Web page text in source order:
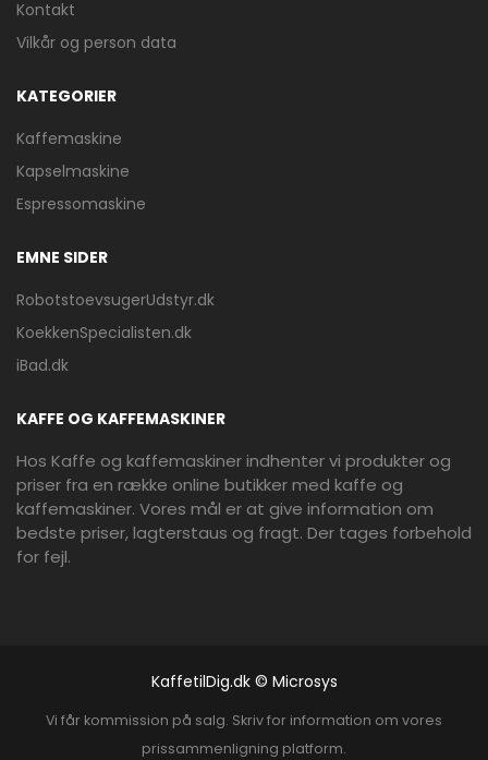
Kontakt
Vilkår og person data
KATEGORIER
Kaffemaskine
Kapselmaskine
Espressomaskine
EMNE SIDER
RobotstoevsugerUdstyr.dk
KoekkenSpecialisten.dk
iBad.dk
KAFFE OG KAFFEMASKINER
Hos Kaffe og kaffemaskiner indhenter vi produkter og
priser fra en række online butikker med kaffe og
kaffemaskiner. Vores mål er at give information om
bedste priser, lagterstaus og fragt. Der tages forbehold
for fejl.
KaffetilDig.dk © Microsys
Vi får kommission på salg. Skriv for information om vores
prissammenligning platform.